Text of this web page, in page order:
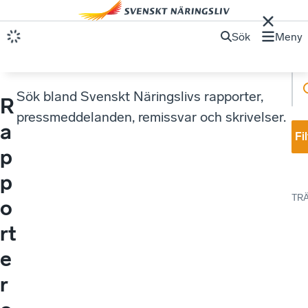
Sök Meny
R
a
p
p
o
rt
e
r
Sök bland Svenskt Näringslivs rapporter,
pressmeddelanden, remissvar och skrivelser.